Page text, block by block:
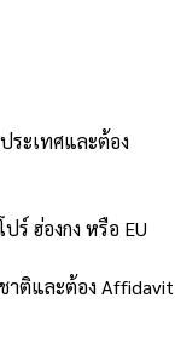
ระเทศและต้อง
ร์ ฮ่องกง หรือ EU
าติและต้อง Affidavit